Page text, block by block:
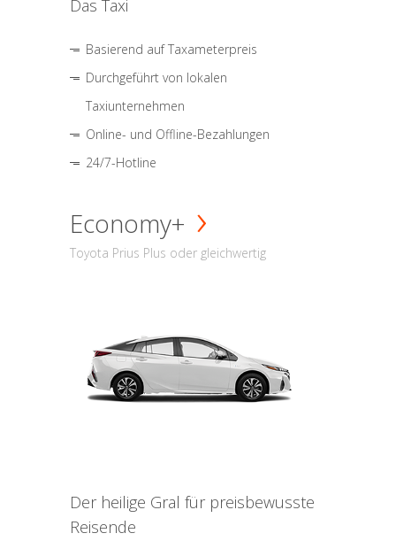
Das Taxi
Basierend auf Taxameterpreis
Durchgeführt von lokalen
Taxiunternehmen
Online- und Offline-Bezahlungen
24/7-Hotline
Economy+
Toyota Prius Plus oder gleichwertig
Der heilige Gral für preisbewusste
Reisende